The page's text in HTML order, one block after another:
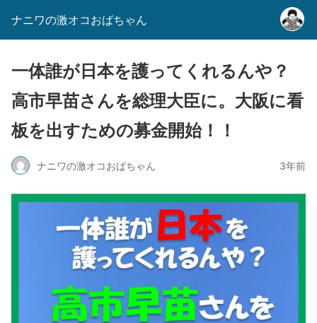
ナニワの激オコおばちゃん
一体誰が日本を護ってくれるんや？
高市早苗さんを総理大臣に。大阪に看
板を出すための募金開始！！
ナニワの激オコおばちゃん 3年前